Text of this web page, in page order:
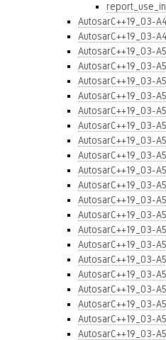
AutosarC++19_03-
AutosarC++19_03-
AutosarC++19_03-
AutosarC++19_03-
AutosarC++19_03-
AutosarC++19_03-
AutosarC++19_03-
AutosarC++19_03-
AutosarC++19_03-
AutosarC++19_03-
AutosarC++19_03-
AutosarC++19_03-
AutosarC++19_03-
AutosarC++19_03-
AutosarC++19_03-
AutosarC++19_03-
AutosarC++19_03-
AutosarC++19_03-
AutosarC++19_03-
AutosarC++19_03-
AutosarC++19_03-
AutosarC++19_03-